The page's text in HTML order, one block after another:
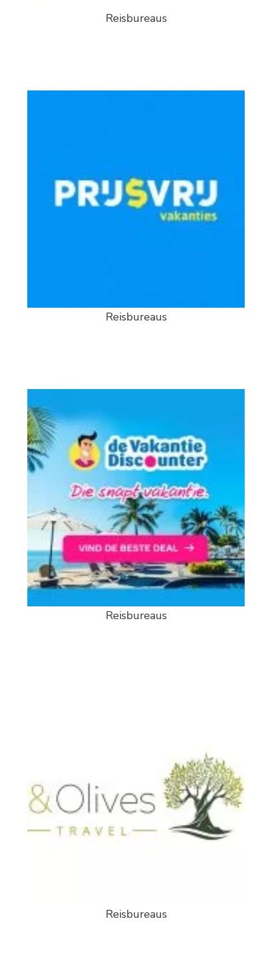
Reisbureaus
Reisbureaus
Reisbureaus
Reisbureaus